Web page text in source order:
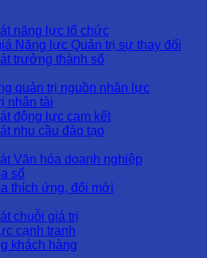
năng lực tổ chức
Năng lực Quản trị sự thay đổi
trưởng thành số
quản trị nguồn nhân lực
nhân tài
động lực cam kết
nhu cầu đào tạo
Văn hóa doanh nghiệp
số
thích ứng, đổi mới
chuỗi giá trị
cạnh tranh
khách hàng